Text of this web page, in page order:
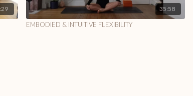
35:58
EMBODIED & INTUITIVE FLEXIBILITY